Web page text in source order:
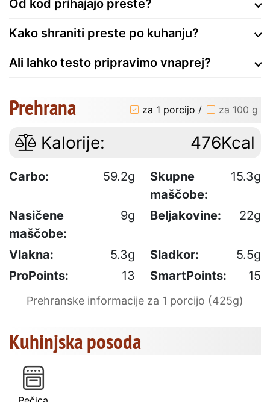
Od kod prihajajo preste?
Kako shraniti preste po kuhanju?
Ali lahko testo pripravimo vnaprej?
Prehrana za 1 porcijo / za 100 g
Kalorije: 476Kcal
Carbo: 59.2g
Skupne
maščobe:
15.3g
Nasičene
maščobe:
9g Beljakovine: 22g
Vlakna: 5.3g Sladkor:
5.5g
ProPoints:
13 SmartPoints: 15
Prehranske informacije za 1 porcijo (425g)
Kuhinjska posoda